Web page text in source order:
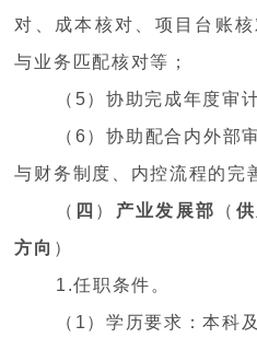
对、成本核对、项目台账
与业务匹配核对等；
（5）协助完成年度审
（6）协助配合内外部
与财务制度、内控流程的完
（ 四 ） 产业发展部 （
方向 ）
1.任职条件。
（1）学历要求：本科